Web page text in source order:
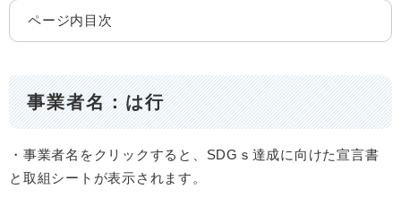
ページ内目次
事業者名：は行
・事業者名をクリックすると、SDGｓ達成に向けた宣言書
と取組シートが表示されます。